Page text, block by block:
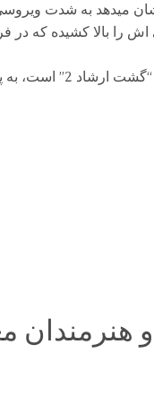
میدهد به شدت
اش را بالا کشیده که در
با این عکس جالب که
و هنرمندان